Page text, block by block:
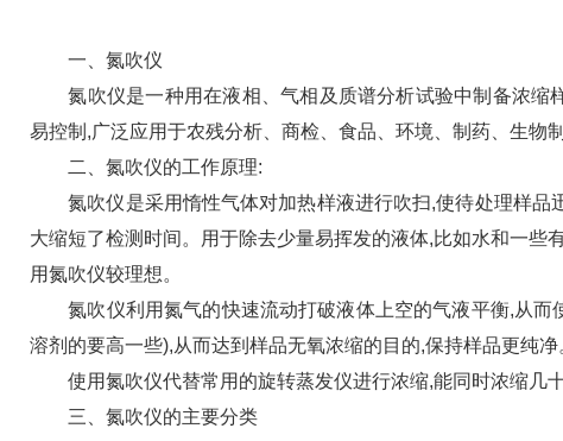
一、氮吹仪
氮吹仪是一种用在液相、气相及质谱分析试验中制备浓缩
易控制,广泛应用于农残分析、商检、食品、环境、制药、生物
二、氮吹仪的工作原理:
氮吹仪是采用惰性气体对加热样液进行吹扫,使待处理样品
大缩短了检测时间。用于除去少量易挥发的液体,比如水和一
用氮吹仪较理想。
氮吹仪利用氮气的快速流动打破液体上空的气液平衡,从而
溶剂的要高一些),从而达到样品无氧浓缩的目的,保持样品更纯净
使用氮吹仪代替常用的旋转蒸发仪进行浓缩,能同时浓缩几十
三、氮吹仪的主要分类